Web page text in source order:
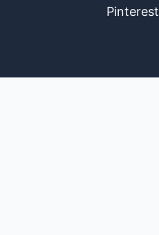
Pinterest